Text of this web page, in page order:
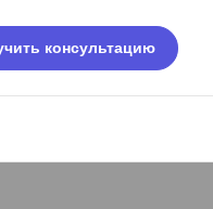
консультацию